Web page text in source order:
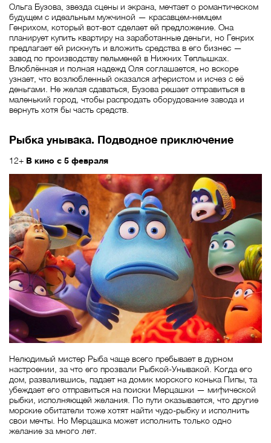
Ольга Бузова, звезда сцены и экрана, мечтает о романтическом
будущем с идеальным мужчиной — красавцем-немцем
Генрихом, который вот-вот сделает ей предложение. Она
планирует купить квартиру на заработанные деньги, но Генрих
предлагает ей рискнуть и вложить средства в его бизнес —
завод по производству пельменей в Нижних Теплышках.
Влюблённая и полная надежд Оля соглашается, но вскоре
узнает, что возлюбленный оказался аферистом и исчез с её
деньгами. Не желая сдаваться, Бузова решает отправиться в
маленький город, чтобы распродать оборудование завода и
вернуть хотя бы часть средств.
Рыбка унывака. Подводное приключение
12+ В кино с 5 февраля
Нелюдимый мистер Рыба чаще всего пребывает в дурном
настроении, за что его прозвали Рыбкой-Унывакой. Когда его
дом, развалившись, падает на домик морского конька Пипы, та
убеждает его отправиться на поиски Мерцашки — мифической
рыбки, исполняющей желания. По пути оказывается, что другие
морские обитатели тоже хотят найти чудо-рыбку и исполнить
свои мечты. Но Мерцашка может исполнить только одно
желание за много лет.